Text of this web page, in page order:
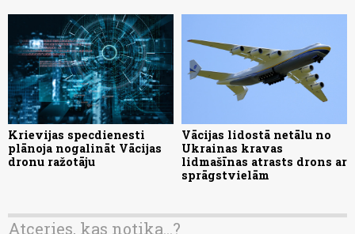
Krievijas specdienesti
plānoja nogalināt Vācijas
dronu ražotāju
Vācijas lidostā netālu no
Ukrainas kravas
lidmašīnas atrasts drons ar
sprāgstvielām
Atceries, kas notika...?